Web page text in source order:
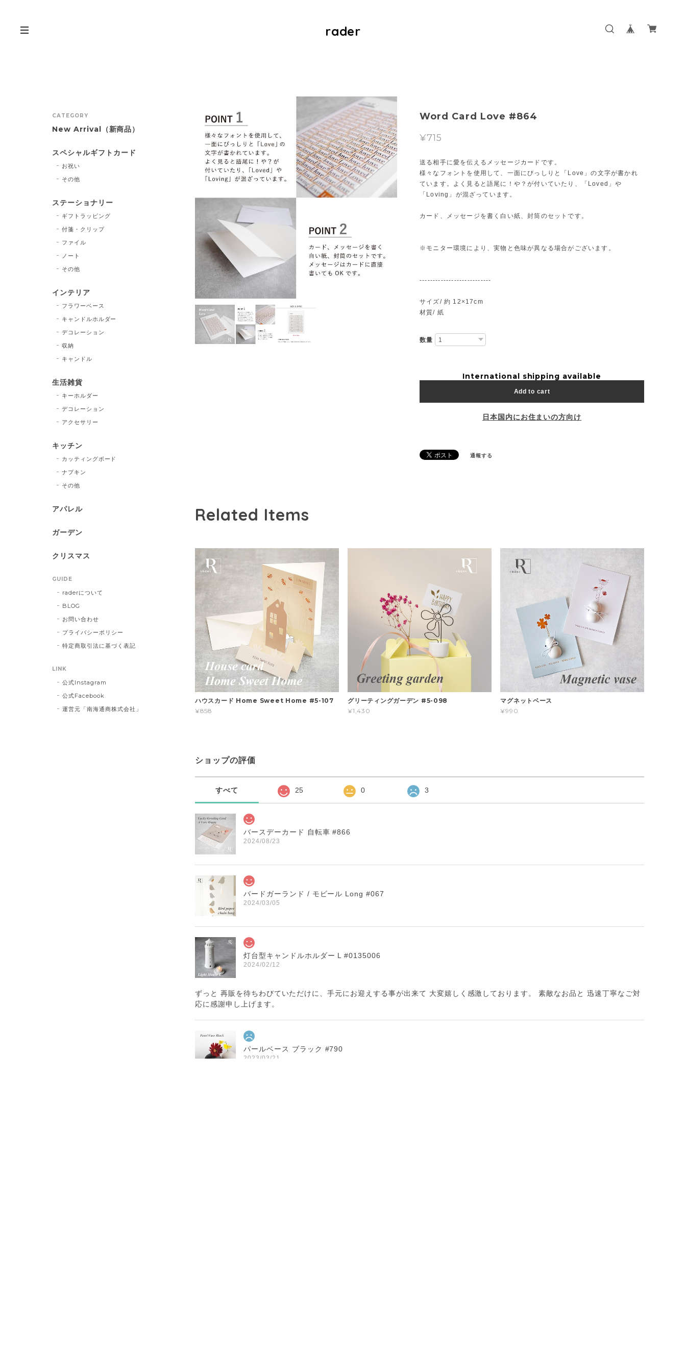
rader
Word Card Love #864
¥715
送る相手に愛を伝えるメッセージカードです。
様々なフォントを使用して、一面にびっしりと「Love」の文字が書かれ
ています。よく見ると語尾に！や？が付いていたり、「Loved」や
「Loving」が混ざっています。
カード、メッセージを書く白い紙、封筒のセットです。
※モニター環境により、実物と色味が異なる場合がございます。
---------------------------
サイズ/ 約 12×17cm
材質/ 紙
数量
International shipping available
Add to cart
日本国内にお住まいの方向け
通報する
Related Items
ハウスカード Home Sweet Home #5-107
¥858
グリーティングガーデン #5-098
¥1,430
マグネットベース
¥990
ショップの評価
すべて 25 0 3
バースデーカード 自転車 #866
2024/08/23
バードガーランド / モビール Long #067
2024/03/05
灯台型キャンドルホルダー L #0135006
2024/02/12
ずっと 再販を待ちわびていただけに、手元にお迎えする事が出来て 大変嬉しく感激しております。 素敵なお品と 迅速丁寧なご対
応に感謝申し上げます。
パールベース ブラック #790
2023/03/21
CATEGORY
New Arrival（新商品）
スペシャルギフトカード
お祝い
その他
ステーショナリー
ギフトラッピング
付箋・クリップ
ファイル
ノート
その他
インテリア
フラワーベース
キャンドルホルダー
デコレーション
収納
キャンドル
生活雑貨
キーホルダー
デコレーション
アクセサリー
キッチン
カッティングボード
ナプキン
その他
アパレル
ガーデン
クリスマス
GUIDE
raderについて
BLOG
お問い合わせ
プライバシーポリシー
特定商取引法に基づく表記
LINK
公式Instagram
公式Facebook
運営元「南海通商株式会社」